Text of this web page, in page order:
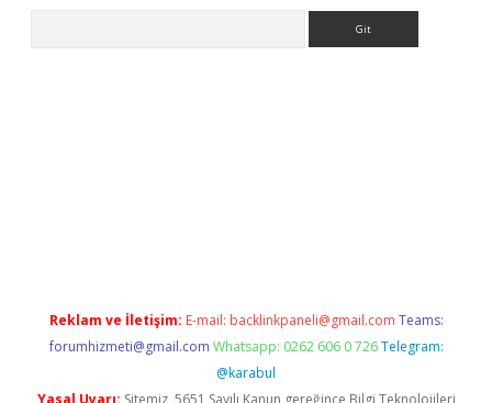
Reklam ve İletişim: E-mail: backlinkpaneli@gmail.com Teams:
forumhizmeti@gmail.com Whatsapp: 0262 606 0 726 Telegram:
@karabul
Yasal Uyarı: Sitemiz, 5651 Sayılı Kanun gereğince Bilgi Teknolojileri